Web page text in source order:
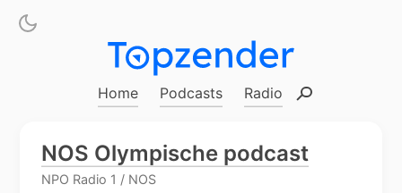
Home Podcasts Radio
NOS Olympische podcast
NPO Radio 1 / NOS